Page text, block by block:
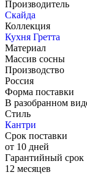
Производитель
Скайда
Коллекция
Кухня Гретта
Материал
Массив сосны
Производство
Россия
Форма поставки
В разобранном
Стиль
Кантри
Срок поставки
от 10 дней
Гарантийный срок
12 месяцев